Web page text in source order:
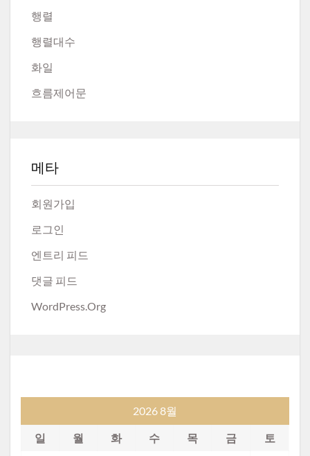
행렬
행렬대수
화일
흐름제어문
메타
회원가입
로그인
엔트리 피드
댓글 피드
WordPress.org
2026 8월
일 월 화 수 목 금
토